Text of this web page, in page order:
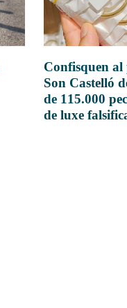
Confisquen al
Son Castelló
de 115.000
de luxe